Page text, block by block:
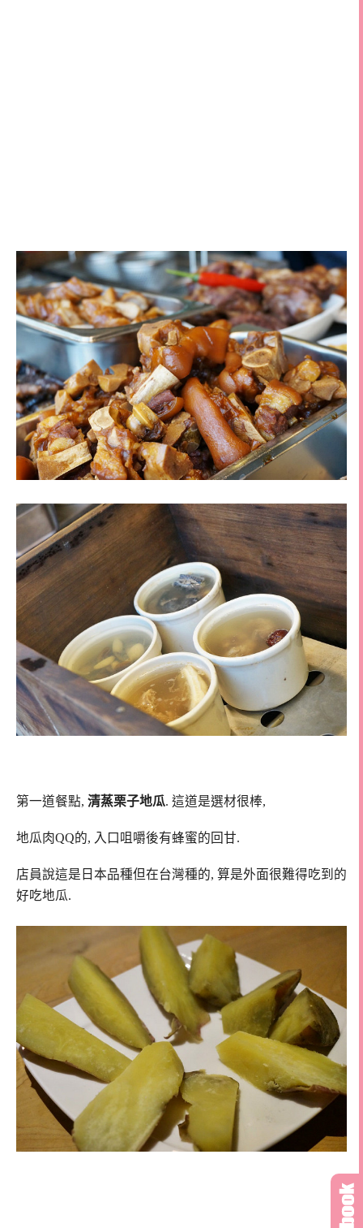
第一道餐點, 清蒸栗子地瓜. 這道是選材很棒,
地瓜肉QQ的, 入口咀嚼後有蜂蜜的回甘.
店員說這是日本品種但在台灣種的, 算是外面很難得吃到的
好吃地瓜.